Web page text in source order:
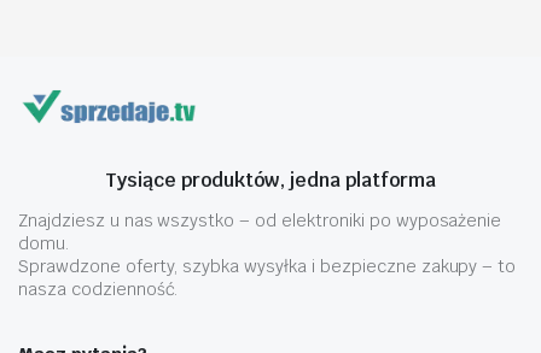
Tysiące produktów, jedna platforma
Znajdziesz u nas wszystko – od elektroniki po wyposażenie
domu.
Sprawdzone oferty, szybka wysyłka i bezpieczne zakupy – to
nasza codzienność.